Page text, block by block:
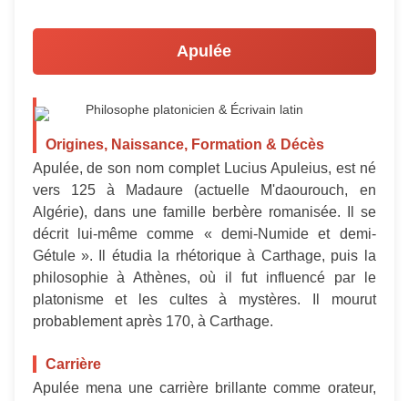
Apulée
Philosophe platonicien & Écrivain latin
Origines, Naissance, Formation & Décès
Apulée, de son nom complet Lucius Apuleius, est né
vers 125 à Madaure (actuelle M'daourouch, en
Algérie), dans une famille berbère romanisée. Il se
décrit lui-même comme « demi-Numide et demi-
Gétule ». Il étudia la rhétorique à Carthage, puis la
philosophie à Athènes, où il fut influencé par le
platonisme et les cultes à mystères. Il mourut
probablement après 170, à Carthage.
Carrière
Apulée mena une carrière brillante comme orateur,